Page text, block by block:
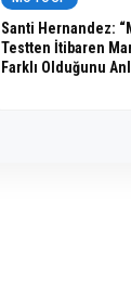
Santi Hernandez:
Testten İtibaren
Farklı Olduğunu